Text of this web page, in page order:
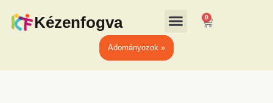
Kézenfogva 0
Adományozok »